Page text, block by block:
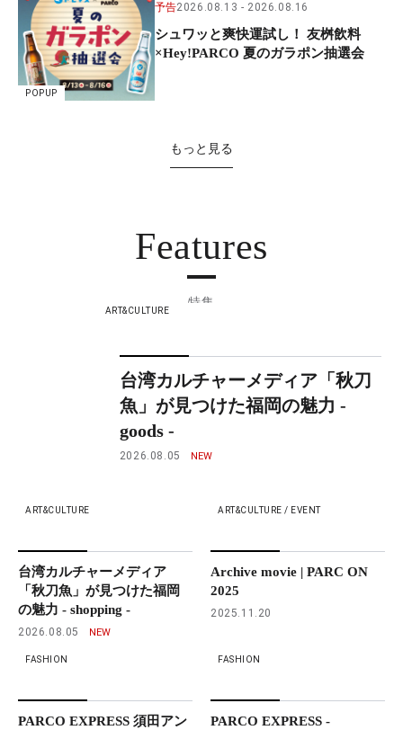
POPUP
予告2026.08.13 2026.08.16
シュワッと爽快運試し！ 友桝飲料
×Hey!PARCO 夏のガラポン抽選会
もっと見る
Features
特集
ART&CULTURE
台湾カルチャーメディア「秋刀
魚」が見つけた福岡の魅力 -
goods -
2026.08.05
ART&CULTURE
台湾カルチャーメディア
「秋刀魚」が見つけた福岡
の魅力 - shopping -
2026.08.05
ART&CULTURE / EVENT
Archive movie | PARC ON
2025
2025.11.20
FASHION
PARCO EXPRESS 須田アン
FASHION
PARCO EXPRESS -